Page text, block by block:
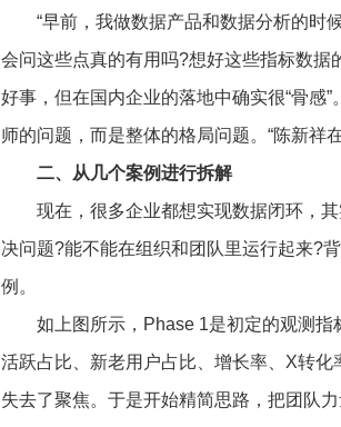
“早前，我做数据产品和数据分析的时
会问这些点真的有用吗?想好这些指标数
好事，但在国内企业的落地中确实很“骨感
师的问题，而是整体的格局问题。“陈新祥
二、从几个案例进行拆解
现在，很多企业都想实现数据闭环，
决问题?能不能在组织和团队里运行起来?
例。
如上图所示，Phase 1是初定的观测
活跃占比、新老用户占比、增长率、X转
失去了聚焦。于是开始精简思路，把团队